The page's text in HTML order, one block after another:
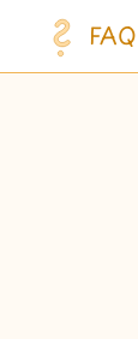
FAQ